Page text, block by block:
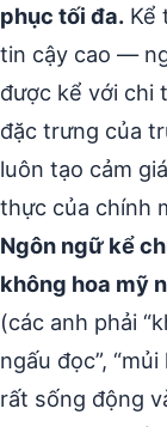
phục tối đa. Kể
tin cậy cao —
được kể với chi
đặc trưng của
luôn tạo cảm
thực của chính
Ngôn ngữ kể
không hoa mỹ
(các anh phải
ngấu đọc”,
rất sống động